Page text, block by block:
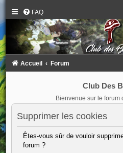
FAQ
Accueil Forum
Club Des
Bienvenue sur le forum
Supprimer les cookies
Êtes-vous sûr de vouloir
forum ?